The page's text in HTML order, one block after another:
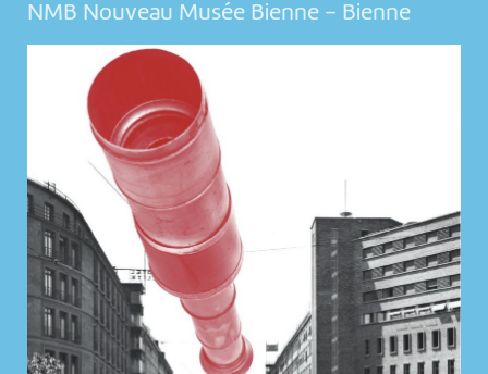
NMB Nouveau Musée Bienne - Bienne